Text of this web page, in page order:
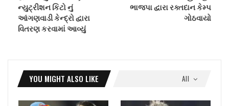
ન્યુટ્રીશન કિટો નું
આંગણવાડી કેન્દ્રો દ્વારા
વિતરણ કરવામાં આવ્યું
ભાજપા દ્વારા રક્તદાન કેમ્પ
ગોઠવાયો
All
YOU MIGHT ALSO LIKE